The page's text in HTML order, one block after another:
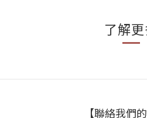
了解
【聯絡我們